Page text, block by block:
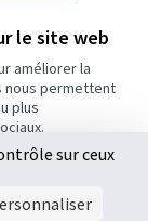
le site web
améliorer la
nous permettent
plus
Licence
(Lien
sur ceux